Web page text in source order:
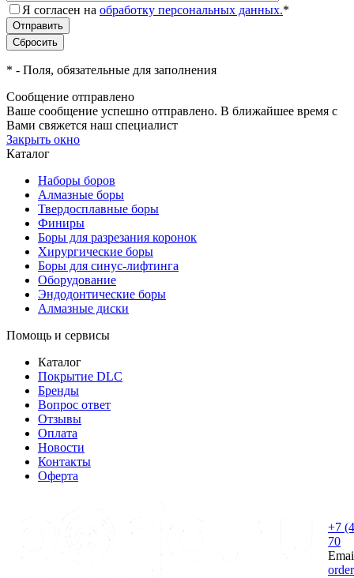
Я согласен на обработку персональных данных.*
* - Поля, обязательные для заполнения
Сообщение отправлено
Ваше сообщение успешно отправлено. В ближайшее время с
Вами свяжется наш специалист
Закрыть окно
Каталог
Наборы боров
Алмазные боры
Твердосплавные боры
Финиры
Боры для разрезания коронок
Хирургические боры
Боры для синус-лифтинга
Оборудование
Эндодонтические боры
Алмазные диски
Помощь и сервисы
Каталог
Покрытие DLC
Бренды
Вопрос ответ
Отзывы
Оплата
Новости
Контакты
Оферта
+7
70